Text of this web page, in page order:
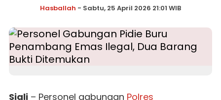
Hasballah - Sabtu, 25 April 2026 21:01 WIB
Sigli– Personel gabungan Polres